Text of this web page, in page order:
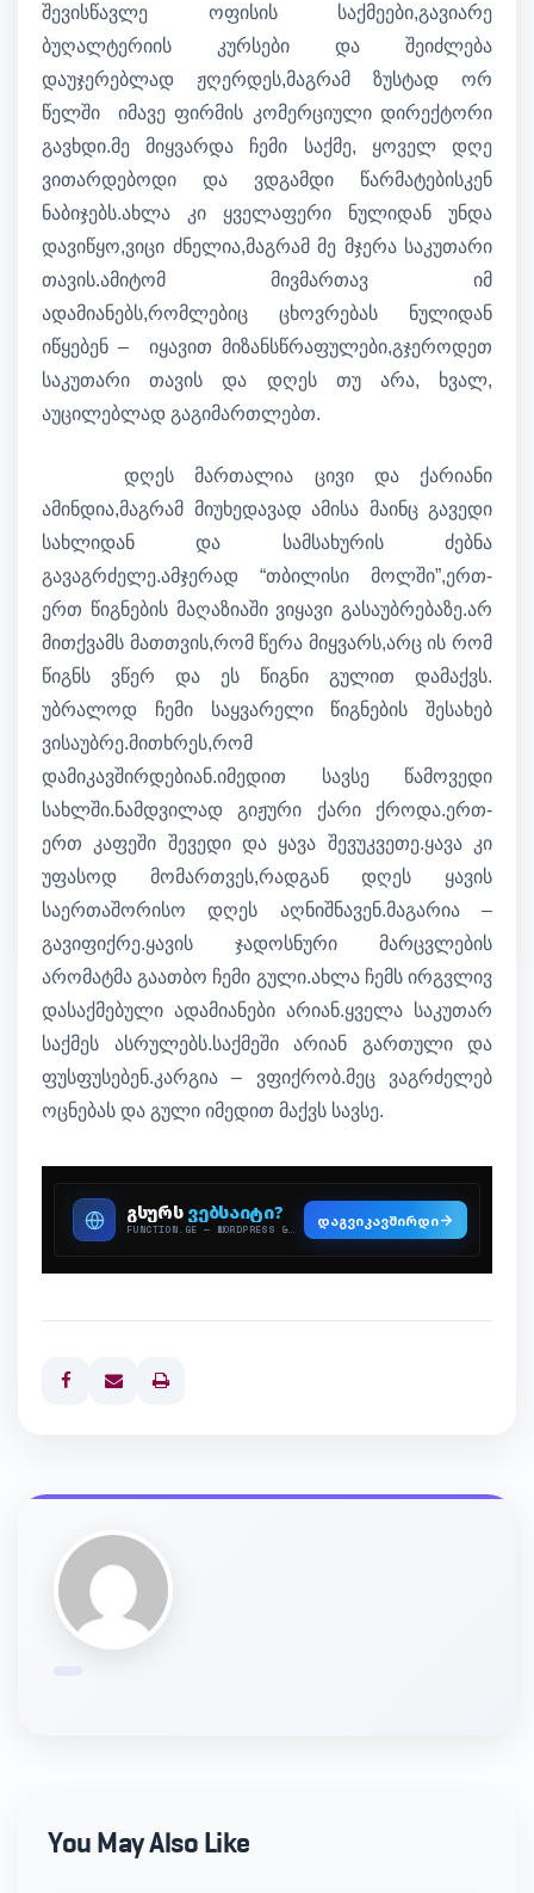
შევისწავლე ოფისის საქმეები,გავიარე
ბუღალტერიის კურსები და შეიძლება
დაუჯერებლად ჟღერდეს,მაგრამ ზუსტად ორ
წელში იმავე ფირმის კომერციული დირექტორი
გავხდი.მე მიყვარდა ჩემი საქმე, ყოველ დღე
ვითარდებოდი და ვდგამდი წარმატებისკენ
ნაბიჯებს.ახლა კი ყველაფერი ნულიდან უნდა
დავიწყო,ვიცი ძნელია,მაგრამ მე მჯერა საკუთარი
თავის.ამიტომ მივმართავ იმ
ადამიანებს,რომლებიც ცხოვრებას ნულიდან
იწყებენ – იყავით მიზანსწრაფულები,გჯეროდეთ
საკუთარი თავის და დღეს თუ არა, ხვალ,
აუცილებლად გაგიმართლებთ.
დღეს მართალია ცივი და ქარიანი
ამინდია,მაგრამ მიუხედავად ამისა მაინც გავედი
სახლიდან და სამსახურის ძებნა
გავაგრძელე.ამჯერად “თბილისი მოლში”,ერთ-
ერთ წიგნების მაღაზიაში ვიყავი გასაუბრებაზე.არ
მითქვამს მათთვის,რომ წერა მიყვარს,არც ის რომ
წიგნს ვწერ და ეს წიგნი გულით დამაქვს.
უბრალოდ ჩემი საყვარელი წიგნების შესახებ
ვისაუბრე.მითხრეს,რომ
დამიკავშირდებიან.იმედით სავსე წამოვედი
სახლში.ნამდვილად გიჟური ქარი ქროდა.ერთ-
ერთ კაფეში შევედი და ყავა შევუკვეთე.ყავა კი
უფასოდ მომართვეს,რადგან დღეს ყავის
საერთაშორისო დღეს აღნიშნავენ.მაგარია –
გავიფიქრე.ყავის ჯადოსნური მარცვლების
არომატმა გაათბო ჩემი გული.ახლა ჩემს ირგვლივ
დასაქმებული ადამიანები არიან.ყველა საკუთარ
საქმეს ასრულებს.საქმეში არიან გართული და
ფუსფუსებენ.კარგია – ვფიქრობ.მეც ვაგრძელებ
ოცნებას და გული იმედით მაქვს სავსე.
Print
You May Also Like